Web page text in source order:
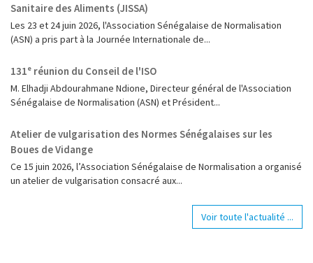
Sanitaire des Aliments (JISSA)
‎Les 23 et 24 juin 2026, l'Association Sénégalaise de Normalisation
(ASN) a pris part à la Journée Internationale de...
131ᵉ réunion du Conseil de l'ISO
M. Elhadji Abdourahmane Ndione, Directeur général de l'Association
Sénégalaise de Normalisation (ASN) et Président...
Atelier de vulgarisation des Normes Sénégalaises sur les
Boues de Vidange
Ce 15 juin 2026, l’Association Sénégalaise de Normalisation a organisé
un atelier de vulgarisation consacré aux...
Voir toute l'actualité ...